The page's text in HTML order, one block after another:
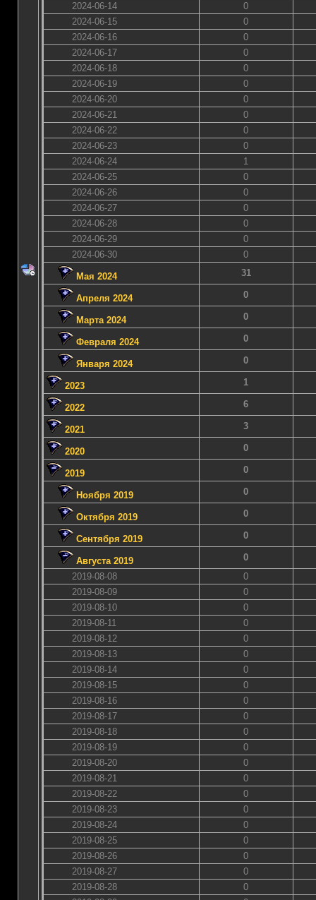
2024-06-14
0
2024-06-15
0
2024-06-16
0
2024-06-17
0
2024-06-18
0
2024-06-19
0
2024-06-20
0
2024-06-21
0
2024-06-22
0
2024-06-23
0
2024-06-24
1
2024-06-25
0
2024-06-26
0
2024-06-27
0
2024-06-28
0
2024-06-29
0
2024-06-30
0
Мая 2024 31
Апреля 2024 0
Марта 2024 0
Февраля 2024 0
Января 2024 0
2023 1
2022 6
2021 3
2020 0
2019 0
Ноября 2019 0
Октября 2019 0
Сентября 2019 0
Августа 2019
0
2019-08-08
0
2019-08-09
0
2019-08-10
0
2019-08-11
0
2019-08-12
0
2019-08-13
0
2019-08-14
0
2019-08-15
0
2019-08-16
0
2019-08-17
0
2019-08-18
0
2019-08-19
0
2019-08-20
0
2019-08-21
0
2019-08-22
0
2019-08-23
0
2019-08-24
0
2019-08-25
0
2019-08-26
0
2019-08-27
0
2019-08-28
0